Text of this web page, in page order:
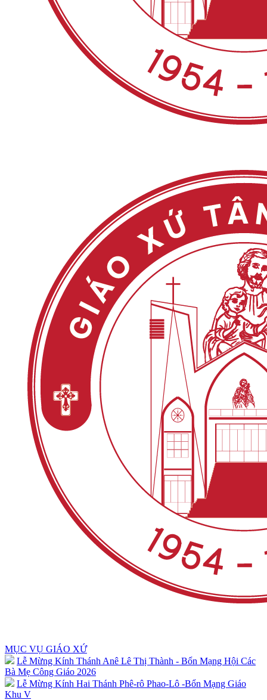
MỤC VỤ GIÁO XỨ
Lễ Mừng Kính Thánh Anê Lê Thị Thành - Bổn Mạng Hội Các
Bà Mẹ Công Giáo 2026
Lễ Mừng Kính Hai Thánh Phê-rô Phao-Lô -Bổn Mạng Giáo
Khu V